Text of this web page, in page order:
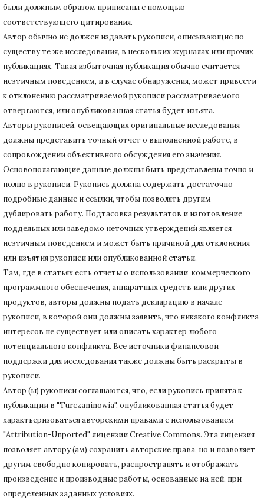
были должным образом приписаны с помощью
соответствующего цитирования.
Автор обычно не должен издавать рукописи, описывающие по
существу те же исследования, в нескольких журналах или прочих
публикациях. Такая избыточная публикация обычно считается
неэтичным поведением, и в случае обнаружения, может привести
к отклонению рассматриваемой рукописи рассматриваемого
отвергаются, или опубликованная статья будет изъята.
Авторы рукописей, освещающих оригинальные исследования
должны представить точный отчет о выполненной работе, в
сопровождении объективного обсуждения его значения.
Основополагающие данные должны быть представлены точно и
полно в рукописи. Рукопись должна содержать достаточно
подробные данные и ссылки, чтобы позволять другим
дублировать работу. Подтасовка результатов и изготовление
поддельных или заведомо неточных утверждений является
неэтичным поведением и может быть причиной для отклонения
или изъятия рукописи или опубликованной статьи.
Там, где в статьях есть отчеты о использовании коммерческого
программного обеспечения, аппаратных средств или других
продуктов, авторы должны подать декларацию в начале
рукописи, в которой они должны заявить, что никакого конфликта
интересов не существует или описать характер любого
потенциального конфликта. Все источники финансовой
поддержки для исследования также должны быть раскрыты в
рукописи.
Автор (ы) рукописи соглашаются, что, если рукопись принята к
публикации в "Turczaninowia", опубликованная статья будет
характьеризоваться авторскими правами с использованием
"Attribution-Unported" лицензии Creative Commons. Эта лицензия
позволяет автору (ам) сохранить авторские права, но и позволяет
другим свободно копировать, распространять и отображать
произведение и производные работы, основанные на ней, при
определенных заданных условиях.